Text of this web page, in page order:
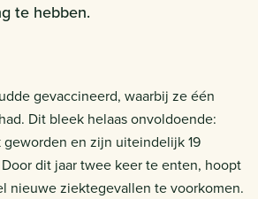
te hebben.
gevaccineerd, waarbij ze één
Dit bleek helaas onvoldoende:
en zijn uiteindelijk 19
dit jaar twee keer te enten, hoopt
nieuwe ziektegevallen te voorkomen.